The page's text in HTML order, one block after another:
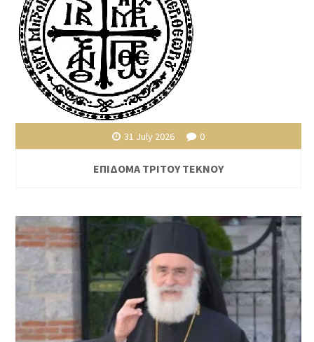
31 July 2026 0
ΕΠΙΔΟΜΑ ΤΡΙΤΟΥ ΤΕΚΝΟΥ